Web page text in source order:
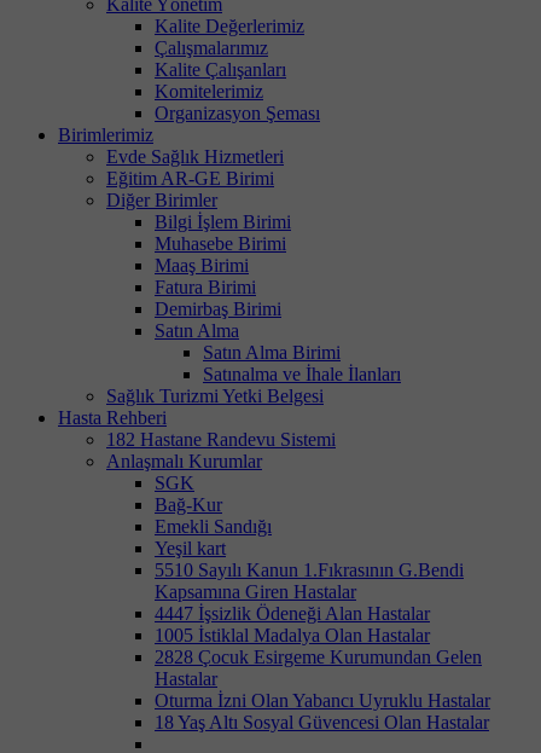
Kalite Değerlerimiz
Çalışmalarımız
Kalite Çalışanları
Komitelerimiz
Organizasyon Şeması
Birimlerimiz
Evde Sağlık Hizmetleri
Eğitim AR-GE Birimi
Diğer Birimler
Bilgi İşlem Birimi
Muhasebe Birimi
Maaş Birimi
Fatura Birimi
Demirbaş Birimi
Satın Alma
Satın Alma Birimi
Satınalma ve İhale İlanları
Sağlık Turizmi Yetki Belgesi
Hasta Rehberi
182 Hastane Randevu Sistemi
Anlaşmalı Kurumlar
SGK
Bağ-Kur
Emekli Sandığı
Yeşil kart
5510 Sayılı Kanun 1.Fıkrasının G.Bendi
Kapsamına Giren Hastalar
4447 İşsizlik Ödeneği Alan Hastalar
1005 İstiklal Madalya Olan Hastalar
2828 Çocuk Esirgeme Kurumundan Gelen
Hastalar
Oturma İzni Olan Yabancı Uyruklu Hastalar
18 Yaş Altı Sosyal Güvencesi Olan Hastalar